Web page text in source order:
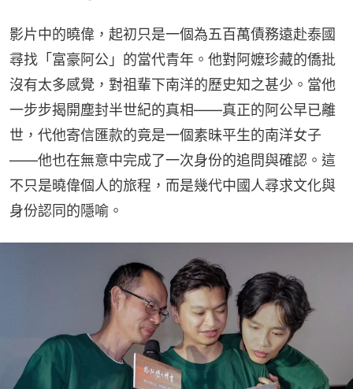
影片中的曉偉，起初只是一個為五百萬債務遠赴泰國
尋找「富豪阿公」的當代青年。他對阿嬤珍藏的僑批
沒有太多感覺，對祖輩下南洋的歷史知之甚少。當他
一步步揭開塵封半世紀的真相——真正的阿公早已離
世，代他寄信匯款的竟是一個素昧平生的南洋女子
——他也在無意中完成了一次身份的追問與確認。這
不只是曉偉個人的旅程，而是幾代中國人尋求文化與
身份認同的隱喻。